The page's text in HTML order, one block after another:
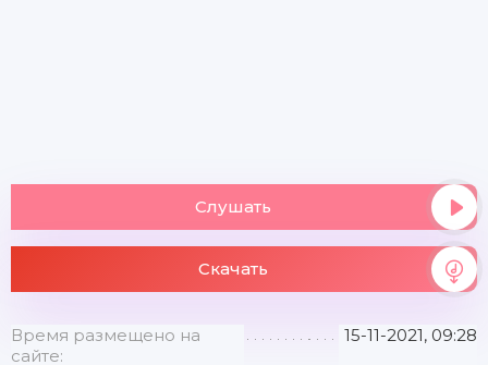
Слушать
Скачать
Время размещено на
сайте:
15-11-2021, 09:28